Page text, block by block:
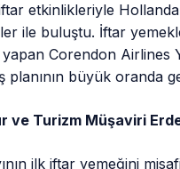
etkinlikleriyle
ile buluştu. İftar
Corendon Airlines
planının büyük oranda
ve Turizm Müşaviri
ilk iftar yemeğini